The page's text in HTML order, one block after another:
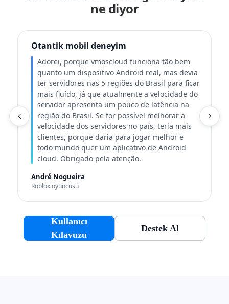
ne diyor
Otantik mobil deneyim
Adorei, porque vmoscloud funciona tão bem
quanto um dispositivo Android real, mas devia
ter servidores nas 5 regiões do Brasil para ficar
mais fluído, já que atualmente a velocidade do
servidor apresenta um pouco de latência na
região do Brasil. Se for possível melhorar a
velocidade dos servidores no país, teria mais
clientes, porque daria para jogar melhor e
todo mundo quer um aplicativo de Android
cloud. Obrigado pela atenção.
André Nogueira
Roblox oyuncusu
Kullanıcı
Kılavuzu
Destek Al